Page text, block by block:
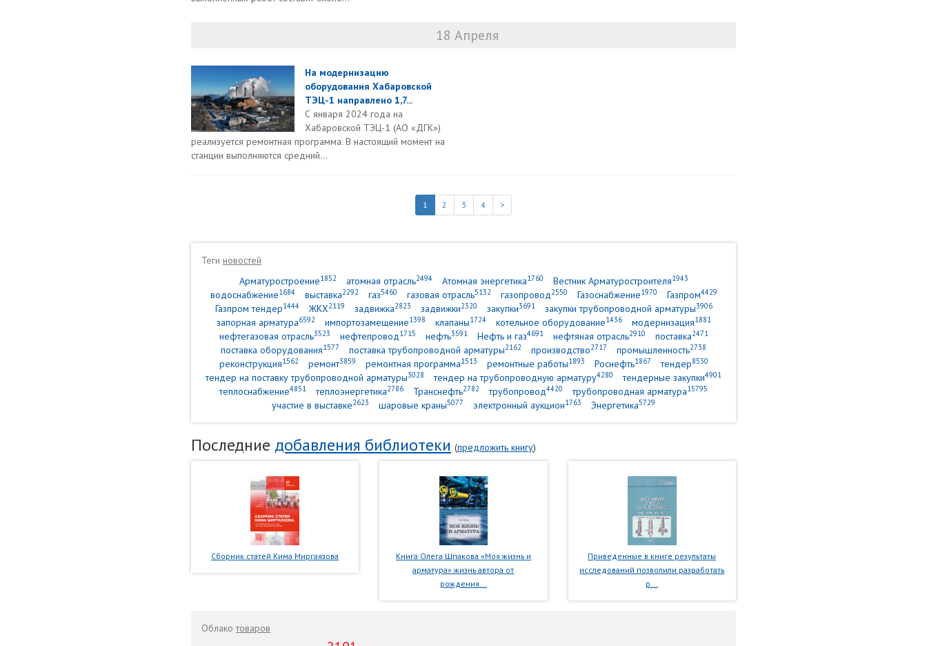
18 Апреля
На модернизацию
оборудования Хабаровской
ТЭЦ-1 направлено 1,7...
С января 2024 года на
Хабаровской ТЭЦ-1 (АО «ДГК»)
реализуется ремонтная программа. В настоящий момент на
станции выполняются средний...
1 2 3 4 >
Теги новостей
Арматуростроение1852 атомная отрасль2494 Атомная энергетика1760 Вестник Арматуростроителя1943
водоснабжение1684 выставка2292 газ5460 газовая отрасль5132 газопровод2550 Газоснабжение1970 Газпром4429
Газпром тендер1444 ЖКХ2119 задвижка2823 задвижки2320 закупки3691 закупки трубопроводной арматуры3906
запорная арматура6592 импортозамещение1398 клапаны1724 котельное оборудование1436 модернизация1881
нефтегазовая отрасль3523 нефтепровод1715 нефть3591 Нефть и газ4691 нефтяная отрасль2910 поставка2471
поставка оборудования1577 поставка трубопроводной арматуры2162 производство2717 промышленность2738
реконструкция1562 ремонт3859 ремонтная программа1513 ремонтные работы1893 Роснефть1867 тендер8530
тендер на поставку трубопроводной арматуры3028 тендер на трубопроводную арматуру4280 тендерные закупки4901
теплоснабжение4851 теплоэнергетика2786 Транснефть2782 трубопровод4420 трубопроводная арматура15795
участие в выставке2623 шаровые краны5077 электронный аукцион1763 Энергетика5729
Последние добавления библиотеки (предложить книгу)
Сборник статей Кима Миргаязова
Книга Олега Шпакова «Моя жизнь и
арматура» жизнь автора от
рождения...
Приведенные в книге результаты
исследований позволили разработать
р...
Облакотоваров